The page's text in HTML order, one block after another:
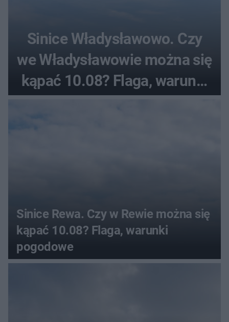
Sinice Władysławowo. Czy
we Władysławowie można się
kąpać 10.08? Flaga, warunki
Sinice Rewa. Czy w Rewie można się
kąpać 10.08? Flaga, warunki
pogodowe